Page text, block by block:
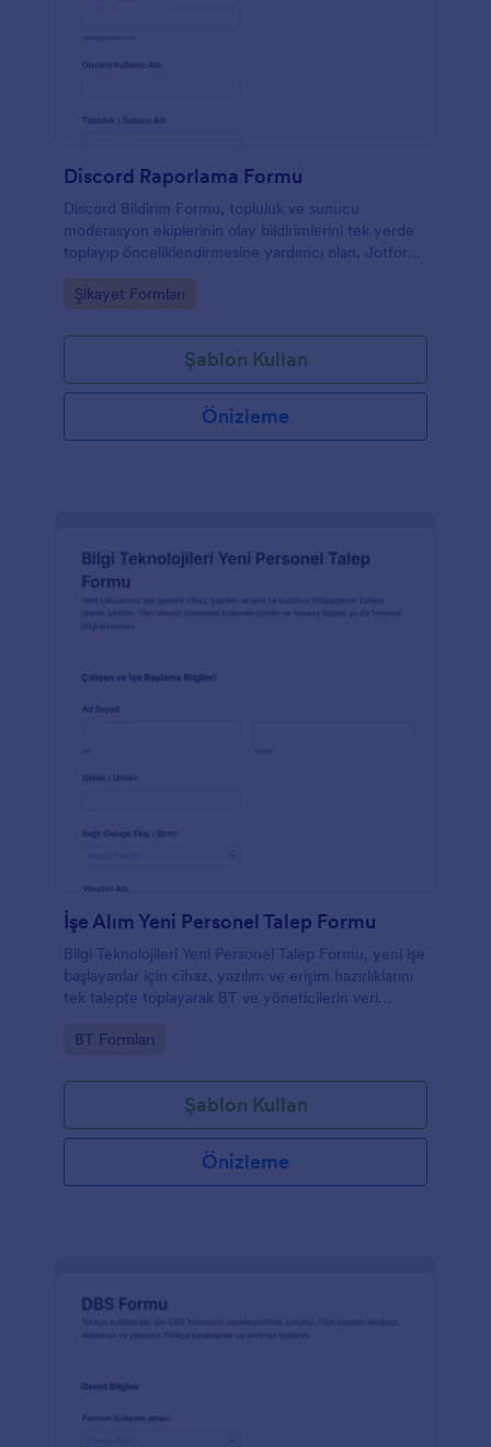
Discord Raporlama Formu
Discord Bildirim Formu, topluluk ve sunucu
moderasyon ekiplerinin olay bildirimlerini tek yerde
toplayıp önceliklendirmesine yardımcı olan, Jotform
Go to Category:
Şikayet Formları
Şablon Kullan
Önizleme
İşe Alım Yeni Personel Talep Formu
Bilgi Teknolojileri Yeni Personel Talep Formu, yeni işe
başlayanlar için cihaz, yazılım ve erişim hazırlıklarını
tek talepte toplayarak BT ve yöneticilerin veri
Go to Category:
BT Formları
Şablon Kullan
Önizleme